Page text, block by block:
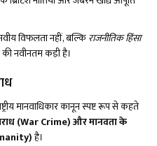
विफलता नहीं, बल्किराजनीतिक हिंसा
नवीनतम कड़ी है।
मानवाधिकार कानून स्पष्ट रूप से कहते
(War Crime) और मानवता के
है।